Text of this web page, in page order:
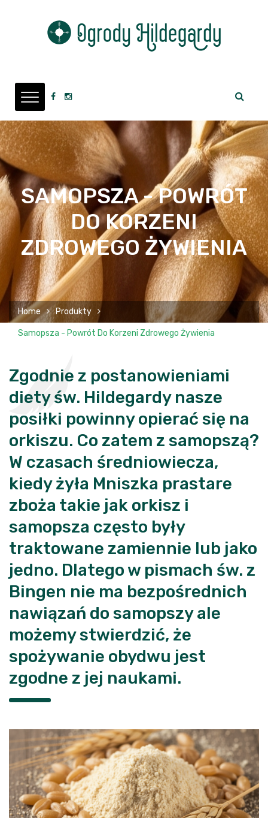
SAMOPSZA - POWRÓT
DO KORZENI
ZDROWEGO ŻYWIENIA
Home Produkty
Samopsza - Powrót Do Korzeni Zdrowego Żywienia
Zgodnie z postanowieniami
diety św. Hildegardy nasze
posiłki powinny opierać się na
orkiszu. Co zatem z samopszą?
W czasach średniowiecza,
kiedy żyła Mniszka prastare
zboża takie jak orkisz i
samopsza często były
traktowane zamiennie lub jako
jedno. Dlatego w pismach św. z
Bingen nie ma bezpośrednich
nawiązań do samopszy ale
możemy stwierdzić, że
spożywanie obydwu jest
zgodne z jej naukami.